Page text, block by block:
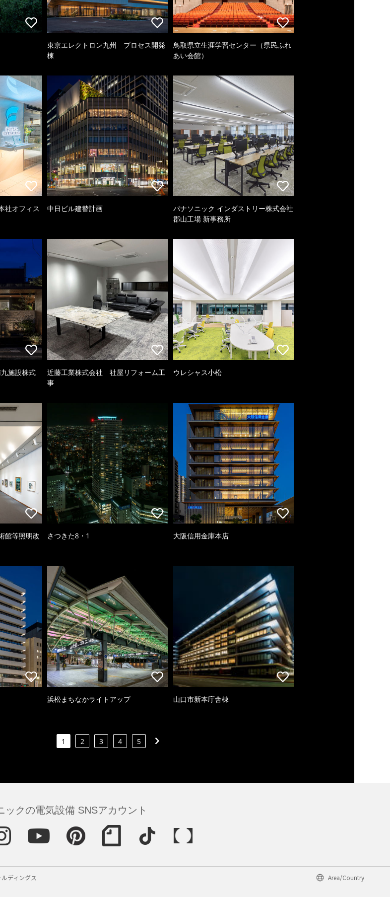
東京エレクトロン九州 プロセス開発
棟
鳥取県立生涯学習センター（県民ふれ
あい会館）
社オフィス 中日ビル建替計画
パナソニック インダストリー株式会社
郡山工場 新事務所
九施設株式
近藤工業株式会社 社屋リフォーム工
事
ウレシャス小松
館等照明改
さつきた8・1 大阪信用金庫本店
浜松まちなかライトアップ 山口市新本庁舎棟
1 2 3 4 5
ックの電気設備 SNSアカウント
ディングス
Area/Country